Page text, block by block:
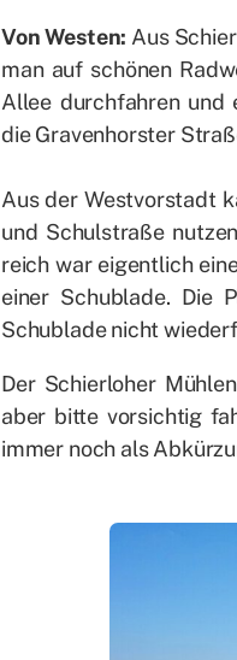
Von Wes­ten: Aus
man auf schö­nen
Al­lee durch­fah­ren
die Gra­ven­hors­ter
Aus der West­vor­stadt
und Schul­stra­ße
reich war ei­gent­lich
ei­ner Schub­la­de. Die
Schub­la­de nicht
Der Schier­lo­her
aber bit­te vor­sich­tig
im­mer noch als